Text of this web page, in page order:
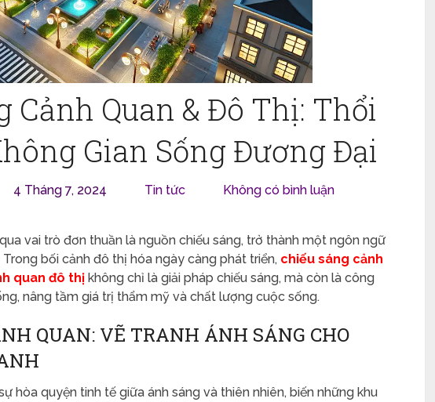
Cảnh Quan & Đô Thị: Thổi
Gian Sống Đương Đại
4 Tháng 7, 2024 Tin tức Không có bình luận
vai trò đơn thuần là nguồn chiếu sáng, trở thành một ngôn ngữ
bối cảnh đô thị hóa ngày càng phát triển, chiếu sáng cảnh
quan đô thị không chỉ là giải pháp chiếu sáng, mà còn là công
nâng tầm giá trị thẩm mỹ và chất lượng cuộc sống.
QUAN: VẼ TRANH ÁNH SÁNG CHO
hòa quyện tinh tế giữa ánh sáng và thiên nhiên, biến những khu